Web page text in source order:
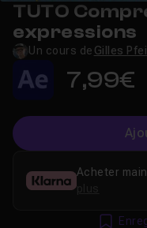
TUTO
expressions
Un cours de Gilles
7,99€
Acheter
plus